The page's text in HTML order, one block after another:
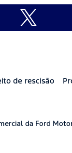
de rescisão
da Ford